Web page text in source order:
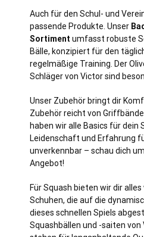
Auch für den Schul- und
passende Produkte. Unser
Sortiment umfasst robuste
Bälle, konzipiert für den
regelmäßige Training. Der
Schläger von Victor sind
Unser Zubehör bringt dir
Zubehör reicht von
haben wir alle Basics für dein
Leidenschaft und Erfahrung
unverkennbar – schau dich
Angebot!
Für Squash bieten wir dir
Schuhen, die auf die
dieses schnellen Spiels
Squashbällen und -saiten von